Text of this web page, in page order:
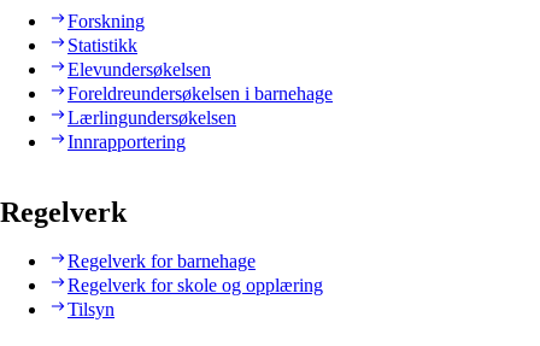
Forskning
Statistikk
Elevundersøkelsen
Foreldreundersøkelsen i barnehage
Lærlingundersøkelsen
Innrapportering
Regelverk
Regelverk for barnehage
Regelverk for skole og opplæring
Tilsyn